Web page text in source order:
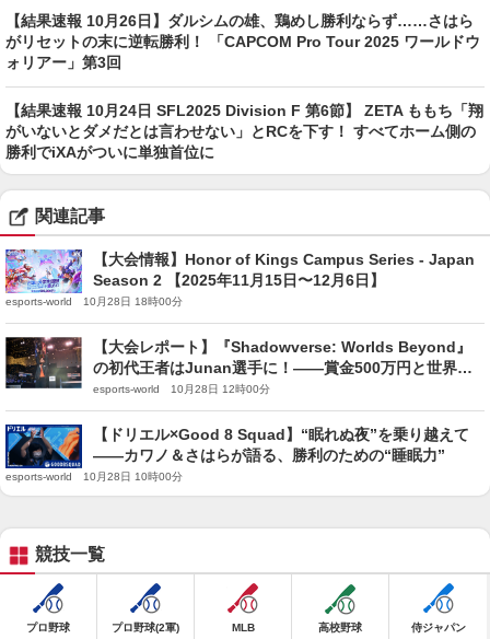
【結果速報 10月26日】ダルシムの雄、鶏めし勝利ならず……さはら
がリセットの末に逆転勝利！ 「CAPCOM Pro Tour 2025 ワールドウ
ォリアー」第3回
【結果速報 10月24日 SFL2025 Division F 第6節】 ZETA ももち「翔
がいないとダメだとは言わせない」とRCを下す！ すべてホーム側の
勝利でiXAがついに単独首位に
関連記事
【大会情報】Honor of Kings Campus Series - Japan
Season 2 【2025年11月15日〜12月6日】
esports-world 10月28日 18時00分
【大会レポート】『Shadowverse: Worlds Beyond』
の初代王者はJunan選手に！——賞金500万円と世界大
会切符を掴む
esports-world 10月28日 12時00分
【ドリエル×Good 8 Squad】“眠れぬ夜”を乗り越えて
——カワノ＆さはらが語る、勝利のための“睡眠力”
esports-world 10月28日 10時00分
競技一覧
プロ野球 プロ野球(2軍) MLB 高校野球 侍ジャパン